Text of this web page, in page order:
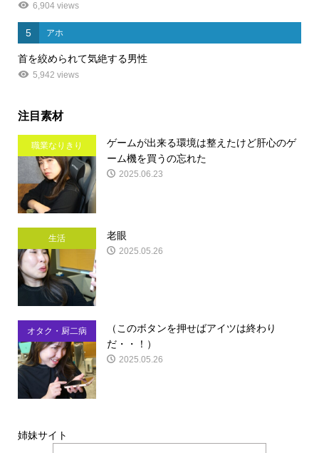
6,904 views
5 アホ
首を絞められて気絶する男性
5,942 views
注目素材
職業なりきり
ゲームが出来る環境は整えたけど肝心のゲ
ーム機を買うの忘れた
2025.06.23
生活 老眼
2025.05.26
オタク・厨二病
（このボタンを押せばアイツは終わり
だ・・！）
2025.05.26
姉妹サイト